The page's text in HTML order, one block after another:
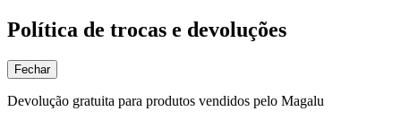
Política de trocas e devoluções
Fechar
Devolução gratuita para produtos vendidos pelo Magalu